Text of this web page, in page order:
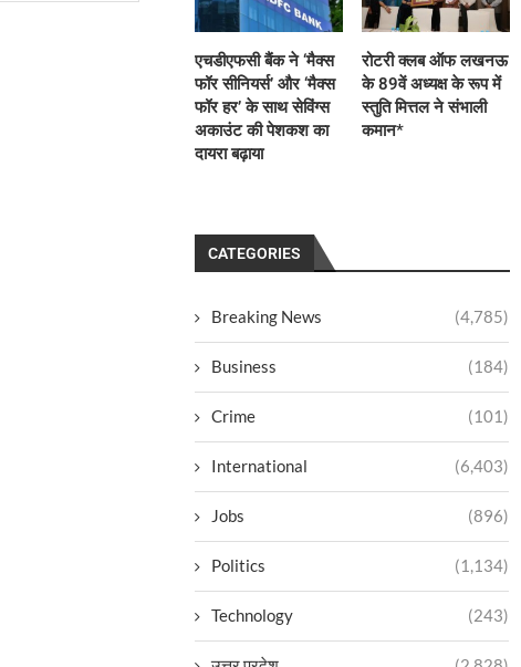
एचडीएफसी बैंक ने ‘मैक्स
फॉर सीनियर्स’ और ‘मैक्स
फॉर हर’ के साथ सेविंग्स
अकाउंट की पेशकश का
दायरा बढ़ाया
रोटरी क्लब ऑफ लखनऊ
के 89वें अध्यक्ष के रूप में
स्तुति मित्तल ने संभाली
कमान*
CATEGORIES
Breaking News (4,785)
Business (184)
Crime (101)
International (6,403)
Jobs (896)
Politics (1,134)
Technology (243)